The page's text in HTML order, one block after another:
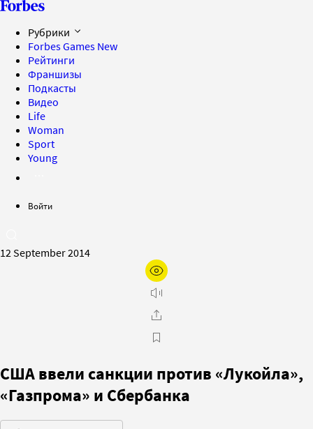
Рубрики
Forbes Games New
Рейтинги
Франшизы
Подкасты
Видео
Life
Woman
Sport
Young
Войти
12 September 2014
США ввели санкции против «Лукойла»,
«Газпрома» и Сбербанка